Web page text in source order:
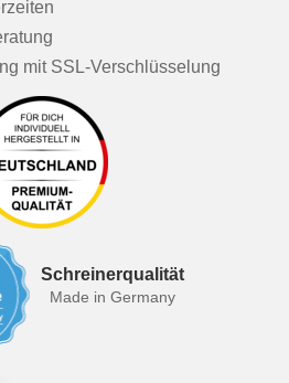
mit SSL-Verschlüsselung
Schreinerqualität
Made in Germany